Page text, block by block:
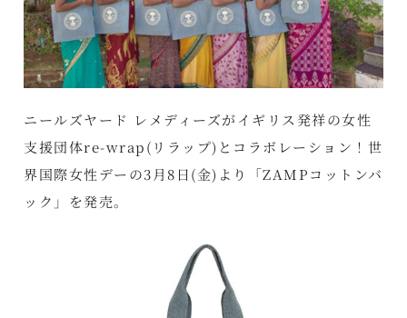
ニールズヤード レメディーズがイギリス発祥の女性
支援団体re-wrap(リラップ)とコラボレーション！世
界国際女性デーの3月8日(金)より「ZAMPコットンバ
ック」を発売。